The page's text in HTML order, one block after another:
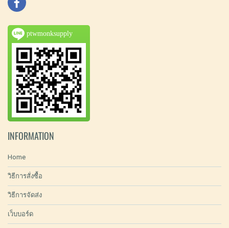
ptwmonksupply
INFORMATION
Home
วิธีการสั่งซื้อ
วิธีการจัดส่ง
เว็บบอร์ด